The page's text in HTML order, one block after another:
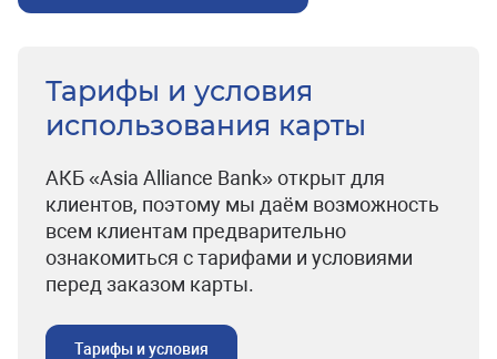
Тарифы и условия
использования карты
АКБ «Asia Alliance Bank» открыт для
клиентов, поэтому мы даём возможность
всем клиентам предварительно
ознакомиться с тарифами и условиями
перед заказом карты.
Тарифы и условия